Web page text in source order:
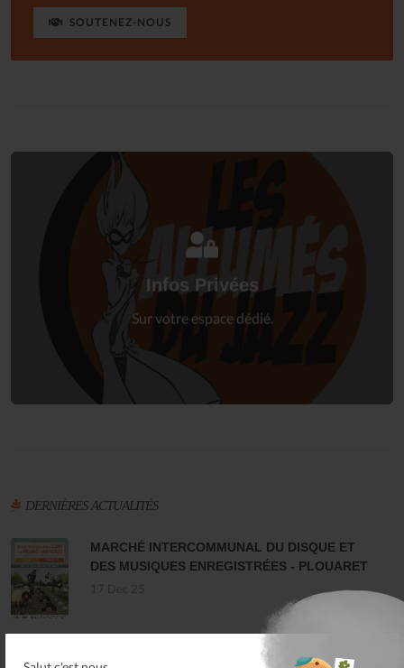
SOUTENEZ-NOUS
Infos Privées
Sur votre espace dédié.
Connectez-vous
DERNIÈRES ACTUALITÉS
MARCHÉ INTERCOMMUNAL DU DISQUE ET
DES MUSIQUES ENREGISTRÉES - PLOUARET
LES ALLUMÉS DU JAZZ FONT SALON, LE